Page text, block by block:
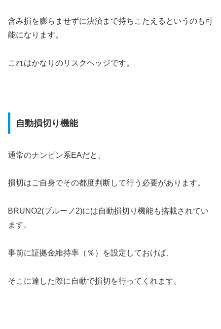
含み損を膨らませずに決済まで持ちこたえるというのも可
能になります。
これはかなりのリスクヘッジです。
自動損切り機能
通常のナンピン系EAだと、
損切はご自身でその都度判断して行う必要があります。
BRUNO2(ブルーノ2)には自動損切り機能も搭載されてい
ます。
事前に証拠金維持率（％）を設定しておけば、
そこに達した際に自動で損切を行ってくれます。